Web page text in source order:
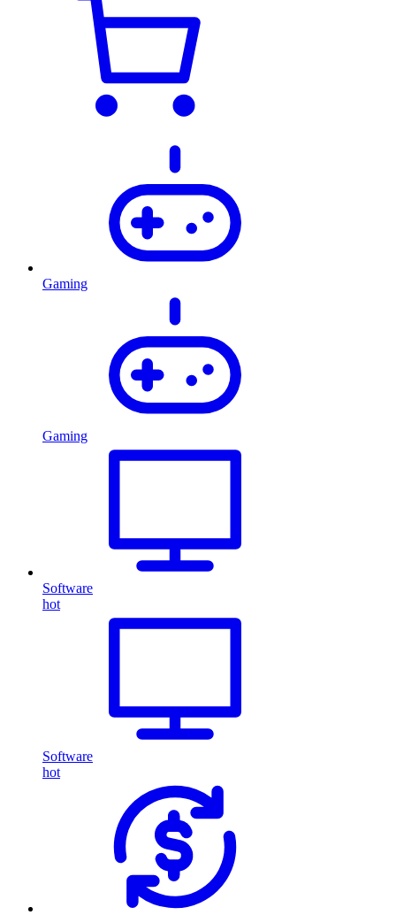
Gaming
Gaming
Software
hot
Software
hot